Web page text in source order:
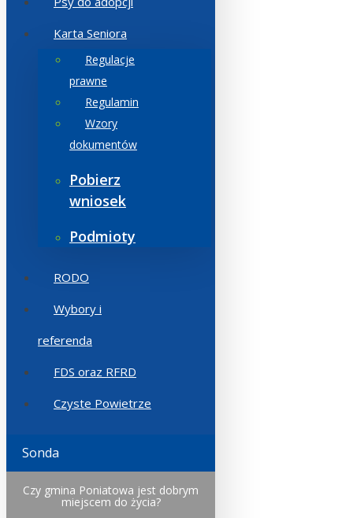
Karta Seniora
Regulacje
prawne
Regulamin
Wzory
dokumentów
Pobierz
wniosek
Podmioty
RODO
Wybory i
referenda
FDS oraz RFRD
Czyste Powietrze
Sonda
Czy gmina Poniatowa jest dobrym
miejscem do życia?